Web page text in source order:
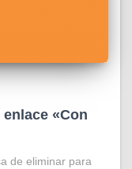
«Con
de eliminar para